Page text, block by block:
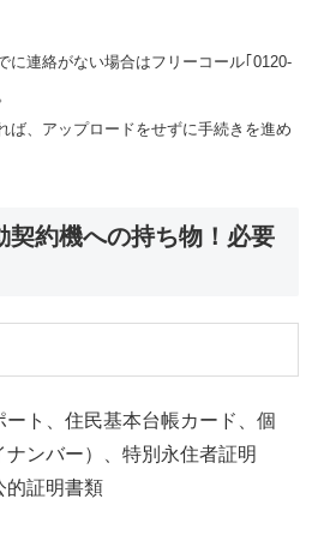
連絡がない場合はフリーコール｢0120-
ば、アップロードをせずに手続きを進め
契約機への持ち物！必要
ト、住民基本台帳カード、個
ナンバー）、特別永住者証明
的証明書類